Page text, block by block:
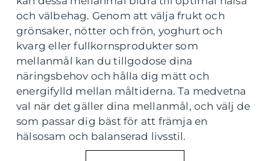
och välbehag. Genom att välja frukt och
grönsaker, nötter och frön, yoghurt och
kvarg eller fullkornsprodukter som
mellanmål kan du tillgodose dina
näringsbehov och hålla dig mätt och
energifylld mellan måltiderna. Ta medvetna
val när det gäller dina mellanmål, och välj de
som passar dig bäst för att främja en
hälsosam och balanserad livsstil.